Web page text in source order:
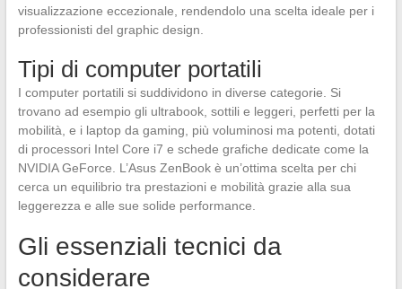
visualizzazione eccezionale, rendendolo una scelta ideale per i
professionisti del graphic design.
Tipi di computer portatili
I computer portatili si suddividono in diverse categorie. Si
trovano ad esempio gli ultrabook, sottili e leggeri, perfetti per la
mobilità, e i laptop da gaming, più voluminosi ma potenti, dotati
di processori Intel Core i7 e schede grafiche dedicate come la
NVIDIA GeForce. L’Asus ZenBook è un’ottima scelta per chi
cerca un equilibrio tra prestazioni e mobilità grazie alla sua
leggerezza e alle sue solide performance.
Gli essenziali tecnici da
considerare